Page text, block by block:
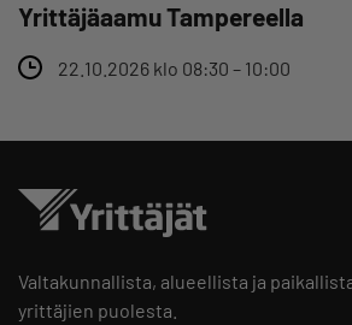
Yrittäjäaamu Tampereella
22.10.2026 klo 08:30 – 10:00
Valtakunnallista, alueellista ja
yrittäjien puolesta.